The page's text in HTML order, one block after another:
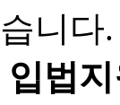
습니다.
입법지